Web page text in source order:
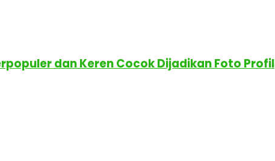
dan Keren Cocok Dijadikan Foto Profil